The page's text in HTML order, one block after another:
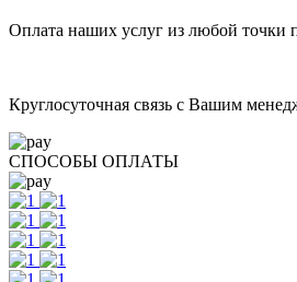
Оплата наших услуг из любой точки
Круглосуточная связь с Вашим
СПОСОБЫ ОПЛАТЫ